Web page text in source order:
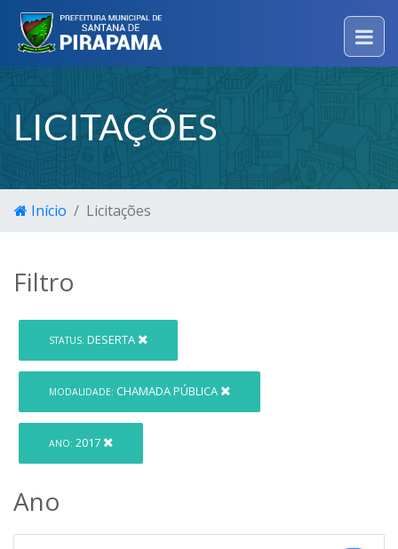
LICITAÇÕES
Início Licitações
Filtro
STATUS: DESERTA
MODALIDADE: CHAMADA PÚBLICA
ANO: 2017
Ano